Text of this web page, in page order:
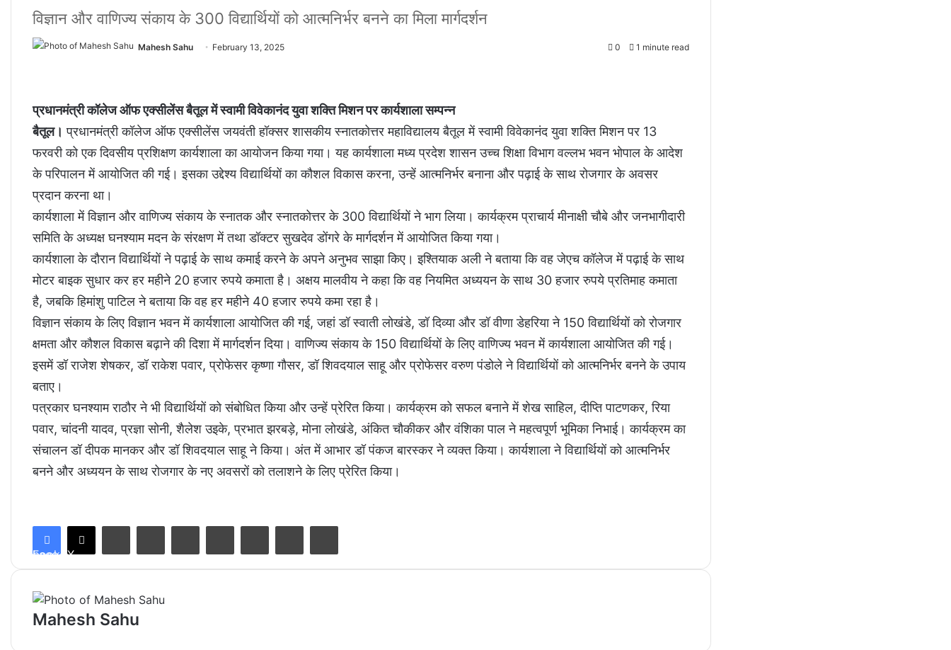
विज्ञान और वाणिज्य संकाय के 300 विद्यार्थियों को आत्मनिर्भर बनने का मिला मार्गदर्शन
Mahesh Sahu February 13, 2025 0 1 minute read
प्रधानमंत्री कॉलेज ऑफ एक्सीलेंस बैतूल में स्वामी विवेकानंद युवा शक्ति मिशन पर कार्यशाला सम्पन्न
बैतूल। प्रधानमंत्री कॉलेज ऑफ एक्सीलेंस जयवंती हॉक्सर शासकीय स्नातकोत्तर महाविद्यालय बैतूल में स्वामी विवेकानंद युवा शक्ति मिशन पर 13
फरवरी को एक दिवसीय प्रशिक्षण कार्यशाला का आयोजन किया गया। यह कार्यशाला मध्य प्रदेश शासन उच्च शिक्षा विभाग वल्लभ भवन भोपाल के आदेश
के परिपालन में आयोजित की गई। इसका उद्देश्य विद्यार्थियों का कौशल विकास करना, उन्हें आत्मनिर्भर बनाना और पढ़ाई के साथ रोजगार के अवसर
प्रदान करना था।
कार्यशाला में विज्ञान और वाणिज्य संकाय के स्नातक और स्नातकोत्तर के 300 विद्यार्थियों ने भाग लिया। कार्यक्रम प्राचार्य मीनाक्षी चौबे और जनभागीदारी
समिति के अध्यक्ष घनश्याम मदन के संरक्षण में तथा डॉक्टर सुखदेव डोंगरे के मार्गदर्शन में आयोजित किया गया।
कार्यशाला के दौरान विद्यार्थियों ने पढ़ाई के साथ कमाई करने के अपने अनुभव साझा किए। इश्तियाक अली ने बताया कि वह जेएच कॉलेज में पढ़ाई के साथ
मोटर बाइक सुधार कर हर महीने 20 हजार रुपये कमाता है। अक्षय मालवीय ने कहा कि वह नियमित अध्ययन के साथ 30 हजार रुपये प्रतिमाह कमाता
है, जबकि हिमांशु पाटिल ने बताया कि वह हर महीने 40 हजार रुपये कमा रहा है।
विज्ञान संकाय के लिए विज्ञान भवन में कार्यशाला आयोजित की गई, जहां डॉ स्वाती लोखंडे, डॉ दिव्या और डॉ वीणा डेहरिया ने 150 विद्यार्थियों को रोजगार
क्षमता और कौशल विकास बढ़ाने की दिशा में मार्गदर्शन दिया। वाणिज्य संकाय के 150 विद्यार्थियों के लिए वाणिज्य भवन में कार्यशाला आयोजित की गई।
इसमें डॉ राजेश शेषकर, डॉ राकेश पवार, प्रोफेसर कृष्णा गौसर, डॉ शिवदयाल साहू और प्रोफेसर वरुण पंडोले ने विद्यार्थियों को आत्मनिर्भर बनने के उपाय
बताए।
पत्रकार घनश्याम राठौर ने भी विद्यार्थियों को संबोधित किया और उन्हें प्रेरित किया। कार्यक्रम को सफल बनाने में शेख साहिल, दीप्ति पाटणकर, रिया
पवार, चांदनी यादव, प्रज्ञा सोनी, शैलेश उइके, प्रभात झरबड़े, मोना लोखंडे, अंकित चौकीकर और वंशिका पाल ने महत्वपूर्ण भूमिका निभाई। कार्यक्रम का
संचालन डॉ दीपक मानकर और डॉ शिवदयाल साहू ने किया। अंत में आभार डॉ पंकज बारस्कर ने व्यक्त किया। कार्यशाला ने विद्यार्थियों को आत्मनिर्भर
बनने और अध्ययन के साथ रोजगार के नए अवसरों को तलाशने के लिए प्रेरित किया।
Facebook X
Mahesh Sahu